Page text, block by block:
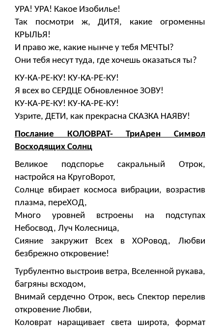
УРА! УРА! Какое Изобилье!
Так посмотри ж, ДИТЯ, какие огроменны
КРЫЛЬЯ!
И право же, какие нынче у тебя МЕЧТЫ?
Они тебя несут туда, где хочешь оказаться ты?
КУ-КА-РЕ-КУ! КУ-КА-РЕ-КУ!
Я всех во СЕРДЦЕ Обновленное ЗОВУ!
КУ-КА-РЕ-КУ! КУ-КА-РЕ-КУ!
Узрите, ДЕТИ, как прекрасна СКАЗКА НАЯВУ!
Послание КОЛОВРАТ- ТриАрен Символ
Восходящих Солнц
Великое подспорье сакральный Отрок,
настройся на КругоВорот,
Солнце вбирает космоса вибрации, возрастив
плазма, переХОД,
Много уровней встроены на подступах
Небосвод, Луч Колесница,
Сияние закружит Всех в ХОРовод, Любви
безбрежно откровение!
Турбулентно выстроив ветра, Вселенной рукава,
багряны всходом,
Внимай сердечно Отрок, весь Спектор перелив
откровение Любви,
Коловрат наращивает света широта, формат